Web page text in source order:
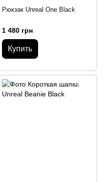
Рюкзак Unreal One Black
1 480 грн
Купить